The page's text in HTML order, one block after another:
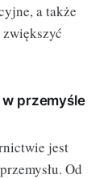
a także
przemyśle
jest
Od